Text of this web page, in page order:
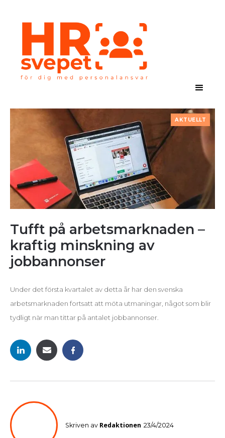
AKTUELLT
Tufft på arbetsmarknaden –
kraftig minskning av
jobbannonser
Under det första kvartalet av detta år har den svenska
arbetsmarknaden fortsatt att möta utmaningar, något som blir
tydligt när man tittar på antalet jobbannonser.
Skriven av Redaktionen 23/4/2024